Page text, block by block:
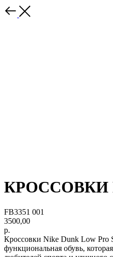
КРОССОВКИ
FB3351 001
3500,00
р.
Кроссовки Nike Dunk Low Pro
функциональная обувь,